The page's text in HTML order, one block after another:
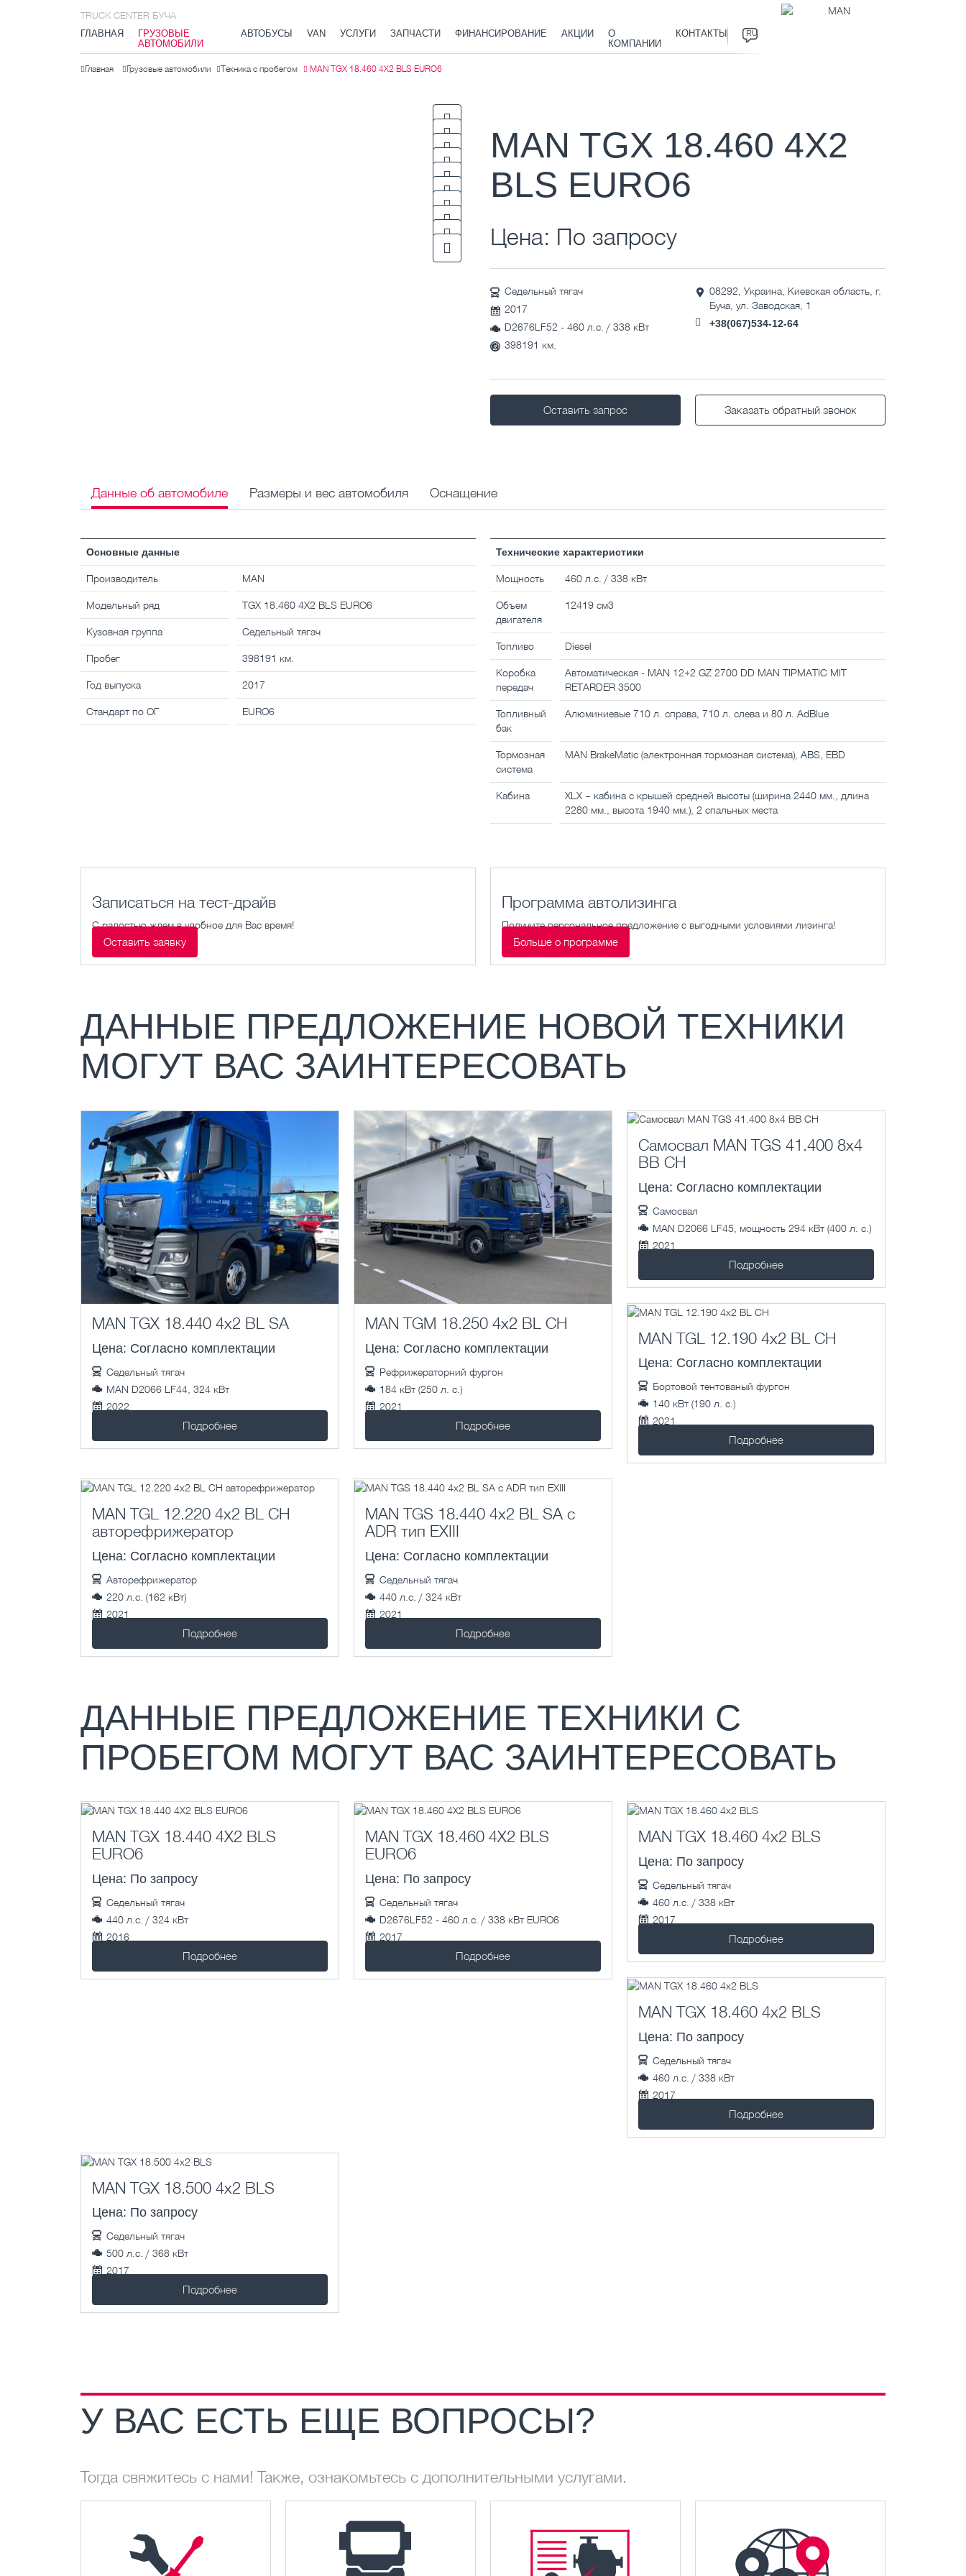
TRUCK CENTER БУЧА
ГЛАВНАЯ
ГРУЗОВЫЕ
АВТОМОБИЛИ
АВТОБУСЫ VAN УСЛУГИ ЗАПЧАСТИ ФИНАНСИРОВАНИЕ АКЦИИ
О
КОМПАНИИ
КОНТАКТЫ RU
Главная Грузовые автомобили Техника с пробегом MAN TGX 18.460 4X2 BLS EURO6
MAN TGX 18.460 4X2
BLS EURO6
Цена: По запросу
Седельный тягач
2017
D2676LF52 - 460 л.с. / 338 кВт
398191 км.
08292, Украина, Киевская область, г.
Буча, ул. Заводская, 1
+38(067)534-12-64
Оставить запрос Заказать обратный звонок
Данные об автомобиле Размеры и вес автомобиля Оснащение
Основные данные
Производитель MAN
Модельный ряд TGX 18.460 4X2 BLS EURO6
Кузовная группа Седельный тягач
Пробег 398191 км.
Год выпуска 2017
Стандарт по ОГ EURO6
Технические характеристики
Мощность 460 л.с. / 338 кВт
Объем
двигателя
12419 см3
Топливо Diesel
Коробка
передач
Автоматическая - MAN 12+2 GZ 2700 DD MAN TIPMATIC MIT
RETARDER 3500
Топливный
бак
Алюминиевые 710 л. справа, 710 л. слева и 80 л. AdBlue
Тормозная
система
MAN BrakeMatic (электронная тормозная система), ABS, EBD
Кабина
XLX – кабина с крышей средней высоты (ширина 2440 мм., длина
2280 мм., высота 1940 мм.), 2 спальных места
Записаться на тест-драйв
С радостью ждем в удобное для Вас время!
Оставить заявку
Программа автолизинга
Получите персональное предложение с выгодными условиями лизинга!
Больше о программе
ДАННЫЕ ПРЕДЛОЖЕНИЕ НОВОЙ ТЕХНИКИ
МОГУТ ВАС ЗАИНТЕРЕСОВАТЬ
MAN TGX 18.440 4x2 BL SA
Цена: Согласно комплектации
Седельный тягач
MAN D2066 LF44, 324 кВт
2022
Подробнее
MAN TGM 18.250 4x2 BL CH
Цена: Согласно комплектации
Рефрижераторний фургон
184 кВт (250 л. с.)
2021
Подробнее
Самосвал MAN TGS 41.400 8x4
BB CH
Цена: Согласно комплектации
Самосвал
MAN D2066 LF45, мощность 294 кВт (400 л. с.)
2021
Подробнее
MAN TGL 12.190 4x2 BL CH
Цена: Согласно комплектации
Бортовой тентованый фургон
140 кВт (190 л. с.)
2021
Подробнее
MAN TGL 12.220 4x2 BL CH
авторефрижератор
Цена: Согласно комплектации
Авторефрижератор
220 л.с. (162 кВт)
2021
Подробнее
MAN TGS 18.440 4x2 BL SA с
ADR тип EXIII
Цена: Согласно комплектации
Седельный тягач
440 л.с. / 324 кВт
2021
Подробнее
ДАННЫЕ ПРЕДЛОЖЕНИЕ ТЕХНИКИ С
ПРОБЕГОМ МОГУТ ВАС ЗАИНТЕРЕСОВАТЬ
MAN TGX 18.440 4X2 BLS
EURO6
Цена: По запросу
Седельный тягач
440 л.с. / 324 кВт
2016
Подробнее
MAN TGX 18.460 4X2 BLS
EURO6
Цена: По запросу
Седельный тягач
D2676LF52 - 460 л.с. / 338 кВт EURO6
2017
Подробнее
MAN TGX 18.460 4x2 BLS
Цена: По запросу
Седельный тягач
460 л.с. / 338 кВт
2017
Подробнее
MAN TGX 18.460 4x2 BLS
Цена: По запросу
Седельный тягач
460 л.с. / 338 кВт
2017
Подробнее
MAN TGX 18.500 4x2 BLS
Цена: По запросу
Седельный тягач
500 л.с. / 368 кВт
2017
Подробнее
У ВАС ЕСТЬ ЕЩЕ ВОПРОСЫ?
Тогда свяжитесь с нами! Также, ознакомьтесь с дополнительными услугами.